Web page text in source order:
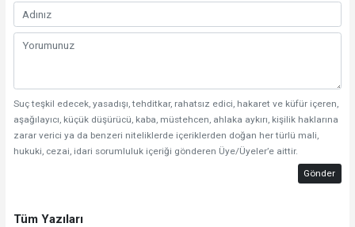
Suç teşkil edecek, yasadışı, tehditkar, rahatsız edici, hakaret ve küfür içeren,
aşağılayıcı, küçük düşürücü, kaba, müstehcen, ahlaka aykırı, kişilik haklarına
zarar verici ya da benzeri niteliklerde içeriklerden doğan her türlü mali,
hukuki, cezai, idari sorumluluk içeriği gönderen Üye/Üyeler’e aittir.
Gönder
Tüm Yazıları